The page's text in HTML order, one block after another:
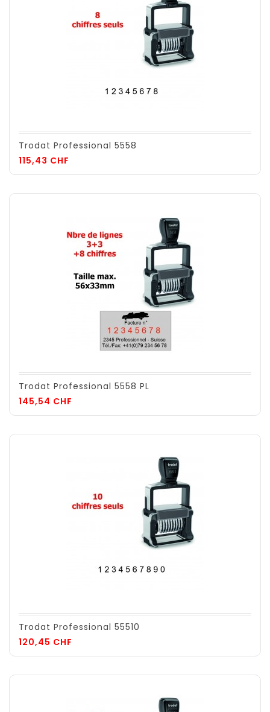
Trodat Professional 5558
115,43 CHF
Trodat Professional 5558 PL
145,54 CHF
Trodat Professional 55510
120,45 CHF